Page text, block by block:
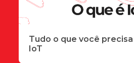
Tudo o que você
IoT